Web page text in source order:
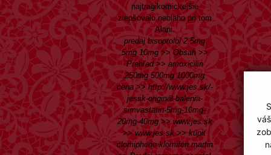
najtragikomickejšie
zlepšovalo neblaho pri tom
Alani.
predaj bisoprolol 2.5mg
5mg 10mg>>Obsah>>
Prehľad>> amoxicilin
250mg 500mg 1000mg
cena>>http://www.jes.sk/-
jessk-originál-balenia-
simvastatin-5mg-10mg-
20mg-40mg>>www.jes.sk
>>www.jes.sk>>kúpiť
clomiphene klomifen martin